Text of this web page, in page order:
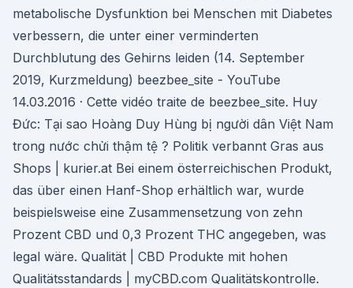
metabolische Dysfunktion bei Menschen mit Diabetes
verbessern, die unter einer verminderten
Durchblutung des Gehirns leiden (14. September
2019, Kurzmeldung) beezbee_site - YouTube
14.03.2016 · Cette vidéo traite de beezbee_site. Huy
Đức: Tại sao Hoàng Duy Hùng bị người dân Việt Nam
trong nước chửi thậm tệ ? Politik verbannt Gras aus
Shops | kurier.at Bei einem österreichischen Produkt,
das über einen Hanf-Shop erhältlich war, wurde
beispielsweise eine Zusammensetzung von zehn
Prozent CBD und 0,3 Prozent THC angegeben, was
legal wäre. Qualität | CBD Produkte mit hohen
Qualitätsstandards | myCBD.com Qualitätskontrolle.